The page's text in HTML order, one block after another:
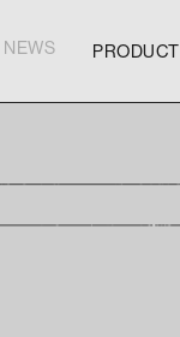
NEWS
PRODUCT